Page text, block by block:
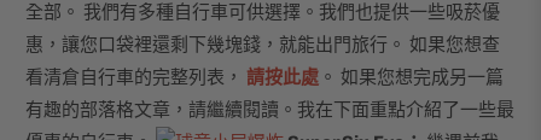
全部。 我們有多種自行車可供選擇。我們也提供一些吸菸優
惠，讓您口袋裡還剩下幾塊錢，就能出門旅行。 如果您想查
看清倉自行車的完整列表，請按此處 。 如果您想完成另一篇
有趣的部落格文章，請繼續閱讀。我在下面重點介紹了一些最